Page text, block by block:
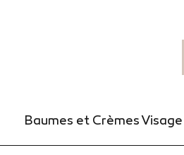
Baumes et Crèmes